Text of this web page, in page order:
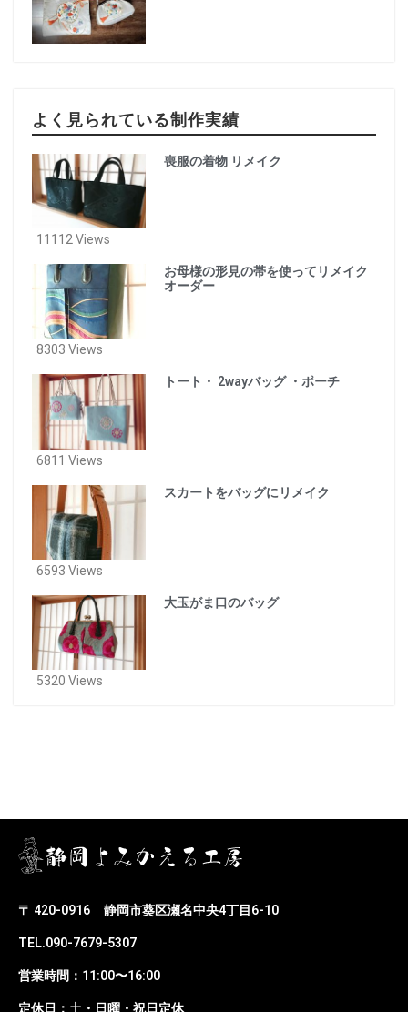
よく見られている制作実績
喪服の着物 リメイク
11112 Views
お母様の形見の帯を使ってリメイク
オーダー
8303 Views
トート・ 2wayバッグ ・ポーチ
6811 Views
スカートをバッグにリメイク
6593 Views
大玉がま口のバッグ
5320 Views
〒 420-0916 静岡市葵区瀬名中央4丁目6-10
TEL.090-7679-5307
営業時間：11:00〜16:00
定休日：土・日曜・祝日定休